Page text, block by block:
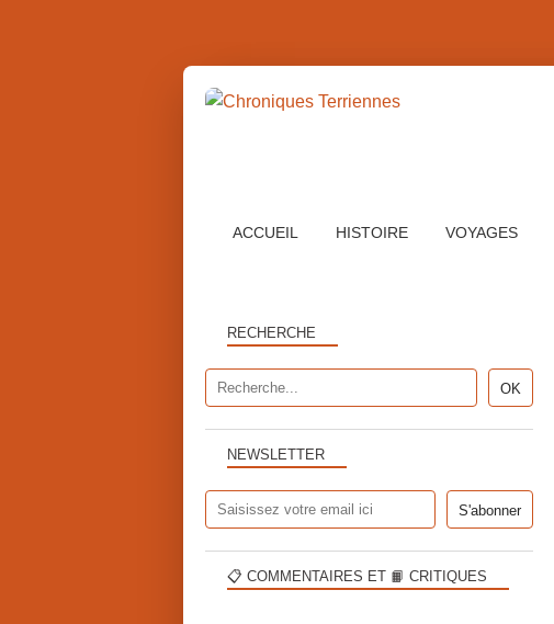
ACCUEIL HISTOIRE VOYAGES
NEWSLETTER
RECHERCHE
📋 COMMENTAIRES ET 📙 CRITIQUES